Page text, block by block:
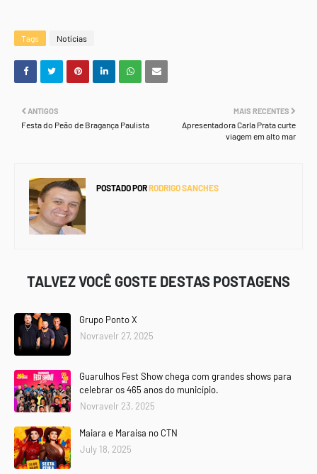
Tags Notícias
MAIS RECENTES
Apresentadora Carla Prata curte
viagem em alto mar
ANTIGOS
Festa do Peão de Bragança Paulista
POSTADO PORRODRIGO SANCHES
TALVEZ VOCÊ GOSTE DESTAS POSTAGENS
Grupo Ponto X
Novravelr 27, 2025
Guarulhos Fest Show chega com grandes shows para
celebrar os 465 anos do município.
Novravelr 23, 2025
Maiara e Maraisa no CTN
July 18, 2025